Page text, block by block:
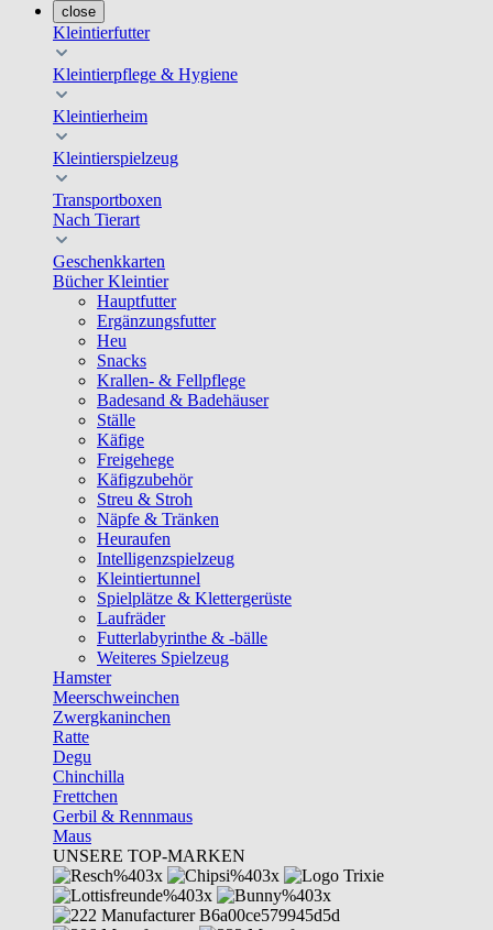
close
Kleintierfutter
Kleintierpflege & Hygiene
Kleintierheim
Kleintierspielzeug
Transportboxen
Nach Tierart
Geschenkkarten
Bücher Kleintier
Hauptfutter
Ergänzungsfutter
Heu
Snacks
Krallen- & Fellpflege
Badesand & Badehäuser
Ställe
Käfige
Freigehege
Käfigzubehör
Streu & Stroh
Näpfe & Tränken
Heuraufen
Intelligenzspielzeug
Kleintiertunnel
Spielplätze & Klettergerüste
Laufräder
Futterlabyrinthe & -bälle
Weiteres Spielzeug
Hamster
Meerschweinchen
Zwergkaninchen
Ratte
Degu
Chinchilla
Frettchen
Gerbil & Rennmaus
Maus
UNSERE TOP-MARKEN